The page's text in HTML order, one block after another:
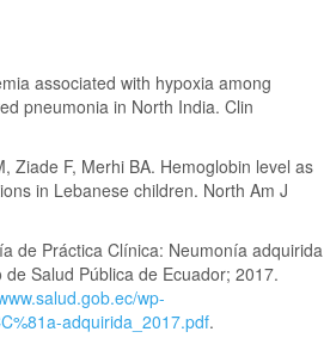
associated with hypoxia among
pneumonia in North India. Clin
Ziade F, Merhi BA. Hemoglobin level as
in Lebanese children. North Am J
de Práctica Clínica: Neumonía adquirida
Salud Pública de Ecuador; 2017.
wp-
adquirida_2017.pdf.